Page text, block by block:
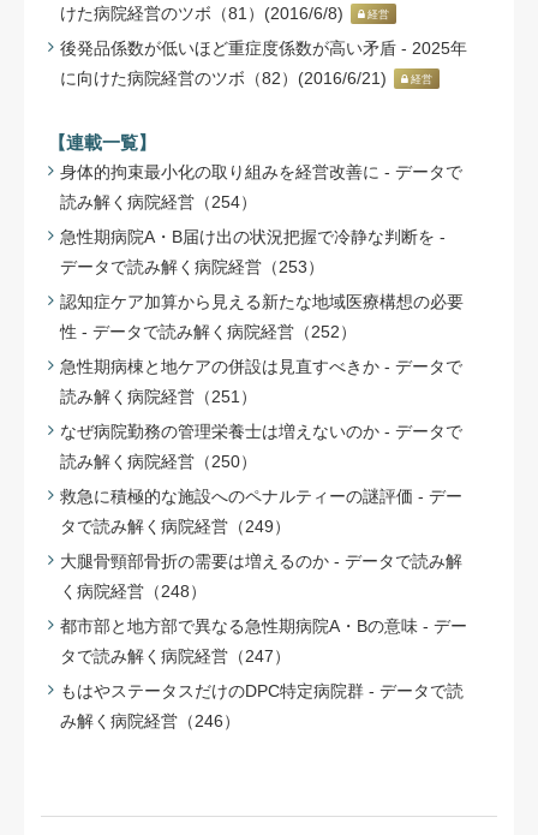
けた病院経営のツボ（81）(2016/6/8)
経営
後発品係数が低いほど重症度係数が高い矛盾 - 2025年
に向けた病院経営のツボ（82）(2016/6/21)
経営
【連載一覧】
身体的拘束最小化の取り組みを経営改善に - データで
読み解く病院経営（254）
急性期病院A・B届け出の状況把握で冷静な判断を -
データで読み解く病院経営（253）
認知症ケア加算から見える新たな地域医療構想の必要
性 - データで読み解く病院経営（252）
急性期病棟と地ケアの併設は見直すべきか - データで
読み解く病院経営（251）
なぜ病院勤務の管理栄養士は増えないのか - データで
読み解く病院経営（250）
救急に積極的な施設へのペナルティーの謎評価 - デー
タで読み解く病院経営（249）
大腿骨頸部骨折の需要は増えるのか - データで読み解
く病院経営（248）
都市部と地方部で異なる急性期病院A・Bの意味 - デー
タで読み解く病院経営（247）
もはやステータスだけのDPC特定病院群 - データで読
み解く病院経営（246）